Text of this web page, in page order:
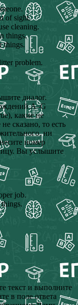
of sight.
cleaning.
things.
things.
problem.
диалог.
А–G
какие не
сказано, то есть
ни
номер
Вы услышите
job.
текст и выполните
в поле ответа